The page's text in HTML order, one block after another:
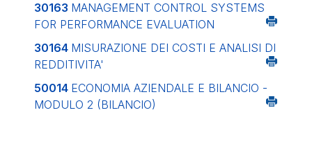
30163 MANAGEMENT CONTROL SYSTEMS
FOR PERFORMANCE EVALUATION
30164 MISURAZIONE DEI COSTI E ANALISI DI
REDDITIVITA'
50014 ECONOMIA AZIENDALE E BILANCIO -
MODULO 2 (BILANCIO)